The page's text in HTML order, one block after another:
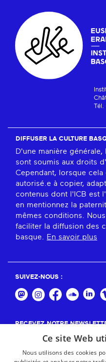
Tél.
DIFFUSER LA CULTURE
D'une manière
sont soumis aux droits
Cependant, lorsque
autorisé.e à copier,
contenus dont l'ICB est
en mentionnez la
mêmes conditions.
faciliter la diffusion des
basque.
En savoir plus
SUIVEZ-NOUS :
RECEVEZ NOTRE
Ce site Web
Nous utilisons des cookies